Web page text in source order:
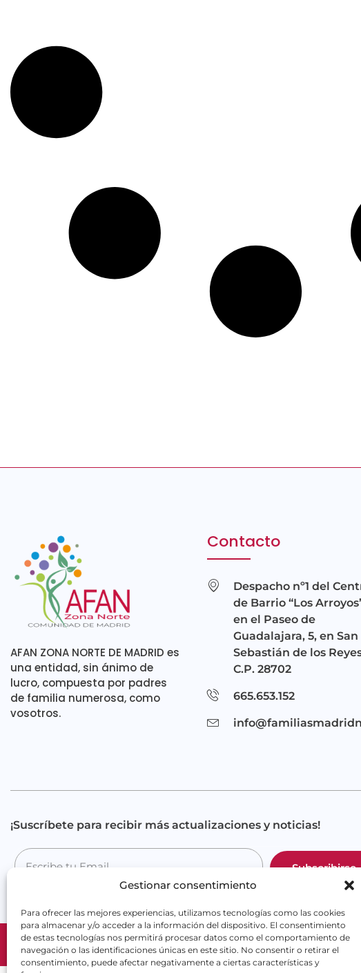
Gestionar consentimiento
Para ofrecer las mejores experiencias, utilizamos tecnologías como las cookies
para almacenar y/o acceder a la información del dispositivo. El consentimiento
de estas tecnologías nos permitirá procesar datos como el comportamiento de
navegación o las identificaciones únicas en este sitio. No consentir o retirar el
consentimiento, puede afectar negativamente a ciertas características y
AFAN ZONA NORTE DE MADRID es
una entidad, sin ánimo de
lucro, compuesta por padres
de familia numerosa, como
vosotros.
Contacto
Despacho nº1 del
de Barrio “Los
en el Paseo de
Guadalajara, 5, en San
Sebastián de los
C.P. 28702
665.653.152
¡Suscríbete para recibir más actualizaciones y noticias!
Subscribirse
Copyright 2025 ©